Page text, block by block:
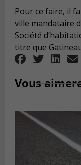
Pour ce faire, il
ville mandataire
Société
titre que
Vous